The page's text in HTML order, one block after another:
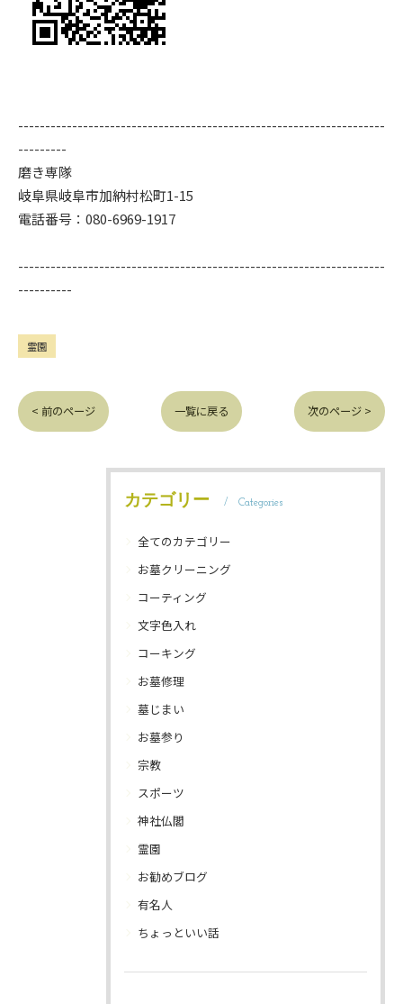
--------------------------------------------------------------------
---------
磨き専隊
岐阜県岐阜市加納村松町1-15
電話番号：080-6969-1917
--------------------------------------------------------------------
----------
霊園
< 前のページ 一覧に戻る 次のページ >
カテゴリー Categories
全てのカテゴリー
お墓クリーニング
コーティング
文字色入れ
コーキング
お墓修理
墓じまい
お墓参り
宗教
スポーツ
神社仏閣
霊園
お勧めブログ
有名人
ちょっといい話